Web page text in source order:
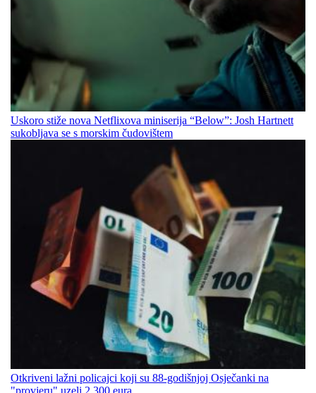
Uskoro stiže nova Netflixova miniserija “Below”: Josh Hartnett
sukobljava se s morskim čudovištem
Otkriveni lažni policajci koji su 88-godišnjoj Osječanki na
"provjeru" uzeli 2.300 eura